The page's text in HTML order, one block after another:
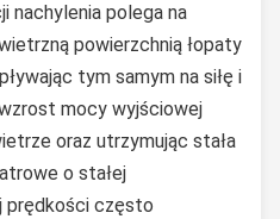
nachylenia polega na
powierzchnią łopaty
tym samym na siłę i
mocy wyjściowej
oraz utrzymując stała
o stałej
prędkości często